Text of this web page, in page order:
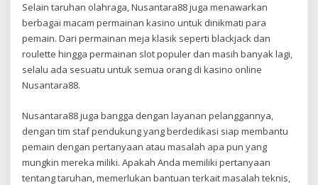
Selain taruhan olahraga, Nusantara88 juga menawarkan
berbagai macam permainan kasino untuk dinikmati para
pemain. Dari permainan meja klasik seperti blackjack dan
roulette hingga permainan slot populer dan masih banyak lagi,
selalu ada sesuatu untuk semua orang di kasino online
Nusantara88.
Nusantara88 juga bangga dengan layanan pelanggannya,
dengan tim staf pendukung yang berdedikasi siap membantu
pemain dengan pertanyaan atau masalah apa pun yang
mungkin mereka miliki. Apakah Anda memiliki pertanyaan
tentang taruhan, memerlukan bantuan terkait masalah teknis,